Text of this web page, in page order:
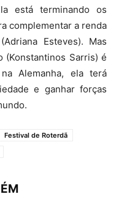
está terminando os
complementar a renda
Esteves). Mas
(Konstantinos Sarris) é
Alemanha, ela terá
e ganhar forças
Festival de Roterdã